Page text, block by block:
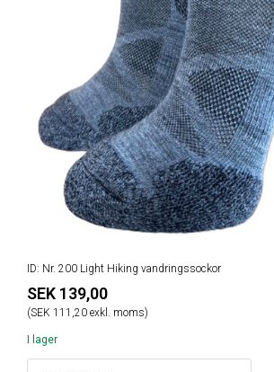
ID: Nr. 200 Light Hiking vandringssockor
SEK 139,00
(SEK 111,20 exkl. moms)
I lager